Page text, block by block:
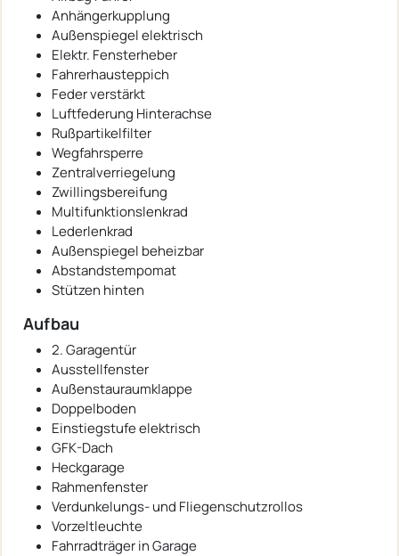
Anhängerkupplung
Außenspiegel elektrisch
Elektr. Fensterheber
Fahrerhausteppich
Feder verstärkt
Luftfederung Hinterachse
Rußpartikelfilter
Wegfahrsperre
Zentralverriegelung
Zwillingsbereifung
Multifunktionslenkrad
Lederlenkrad
Außenspiegel beheizbar
Abstandstempomat
Stützen hinten
Aufbau
2. Garagentür
Ausstellfenster
Außenstauraumklappe
Doppelboden
Einstiegstufe elektrisch
GFK-Dach
Heckgarage
Rahmenfenster
Verdunkelungs- und Fliegenschutzrollos
Vorzeltleuchte
Fahrradträger in Garage